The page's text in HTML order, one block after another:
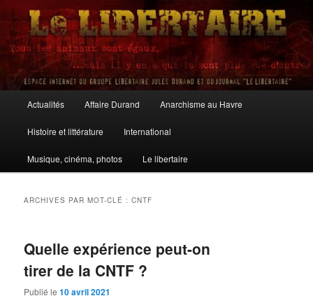
Aller
contenu
principal
Aller
contenu
secondaire
Le Libertaire
principal
Actualités Affaire Durand Anarchisme au Havre
Histoire et littérature International
Musique, cinéma, photos Le libertaire
ARCHIVES PAR MOT-CLÉ :CNTF
Quelle expérience peut-on
tirer de la CNTF ?
Publié le10 avril 2021